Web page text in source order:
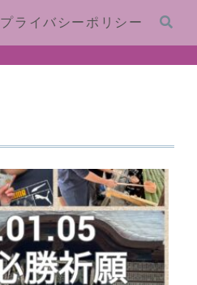
プライバシーポリシー